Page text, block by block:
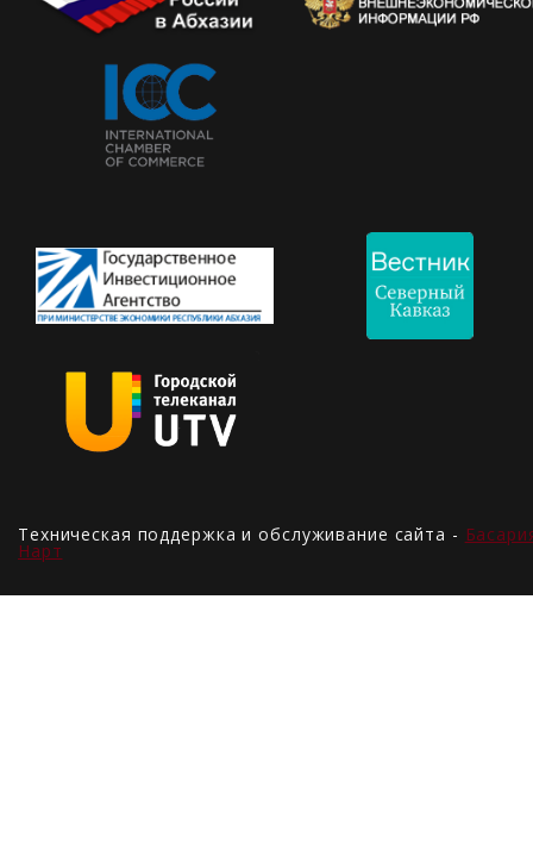
Техническая поддержка и обслуживание сайта -
Нарт